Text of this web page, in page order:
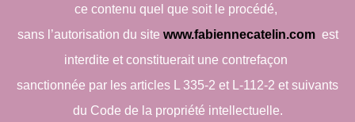
ce contenu quel que soit le procédé,
sans l’autorisation du site www.fabiennecatelin.com est
interdite et constituerait une contrefaçon
sanctionnée par les articles L 335-2 et L-112-2 et suivants
du Code de la propriété intellectuelle.